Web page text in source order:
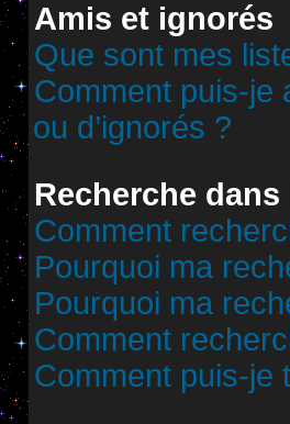
Amis et ignorés
Que sont mes
Comment puis-je
ou d’ignorés ?
Recherche
Comment
Pourquoi ma
Pourquoi ma
Comment
Comment puis-je